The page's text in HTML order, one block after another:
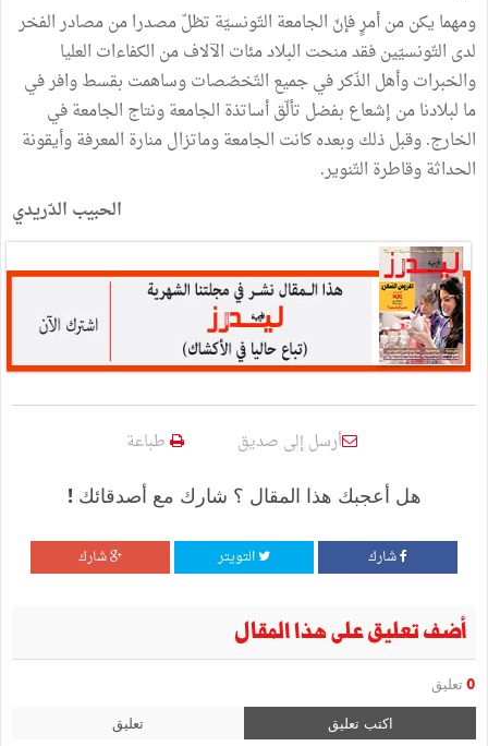
ومهما يكن من أمرٍ فإنّ الجامعة التّونسيّة تظلّ مصدرا من مصادر الفخر
لدى التّونسيّين فقد منحت البلاد مئات الآلاف من الكفاءات العليا
والخبرات وأهل الذّكر في جميع التّخصّصات وساهمت بقسط وافر في
ما لبلادنا من إشعاع بفضل تألّق أساتذة الجامعة ونتاج الجامعة في
الخارج. وقبل ذلك وبعده كانت الجامعة وماتزال منارة المعرفة وأيقونة
الحداثة وقاطرة التّنوير.
الحبيب الدّريدي
أرسل إلى صديق طباعة
هل أعجبك هذا المقال ؟ شارك مع أصدقائك !
شارك التويتر شارك
أضف تعليق على هذا المقال
0 تعليق
اكتب تعليق تعليق